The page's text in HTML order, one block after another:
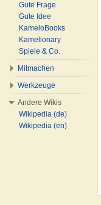
Gute Frage
Gute Idee
KameloBooks
Kamelionary
Spiele & Co.
Mitmachen
Werkzeuge
Andere Wikis
Wikipedia (de)
Wikipedia (en)